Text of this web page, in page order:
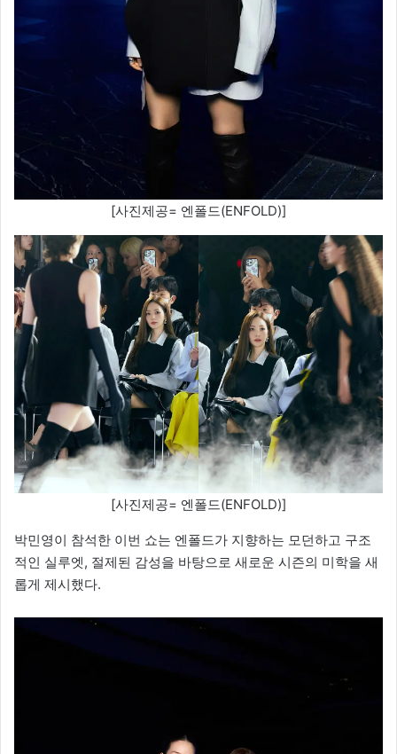
[사진제공= 엔폴드(ENFOLD)]
[사진제공= 엔폴드(ENFOLD)]
박민영이 참석한 이번 쇼는 엔폴드가 지향하는 모던하고 구조
적인 실루엣, 절제된 감성을 바탕으로 새로운 시즌의 미학을 새
롭게 제시했다.